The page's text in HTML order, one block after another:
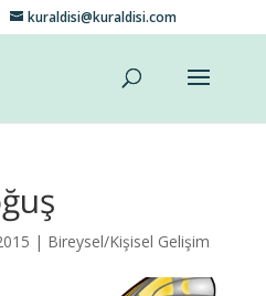
kuraldisi@kuraldisi.com
| Bireysel/Kişisel Gelişim